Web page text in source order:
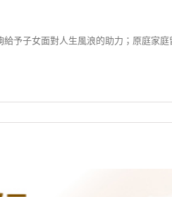
予子女面對人生風浪的助力；原庭家庭